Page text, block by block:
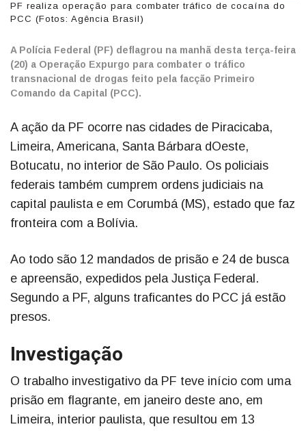
PF realiza operação para combater tráfico de cocaína do
PCC (Fotos: Agência Brasil)
A Polícia Federal (PF) deflagrou na manhã desta terça-feira
(20) a Operação Expurgo para combater o tráfico
transnacional de drogas feito pela facção Primeiro
Comando da Capital (PCC).
A ação da PF ocorre nas cidades de Piracicaba,
Limeira, Americana, Santa Bárbara dOeste,
Botucatu, no interior de São Paulo. Os policiais
federais também cumprem ordens judiciais na
capital paulista e em Corumbá (MS), estado que faz
fronteira com a Bolívia.
Ao todo são 12 mandados de prisão e 24 de busca
e apreensão, expedidos pela Justiça Federal.
Segundo a PF, alguns traficantes do PCC já estão
presos.
Investigação
O trabalho investigativo da PF teve início com uma
prisão em flagrante, em janeiro deste ano, em
Limeira, interior paulista, que resultou em 13